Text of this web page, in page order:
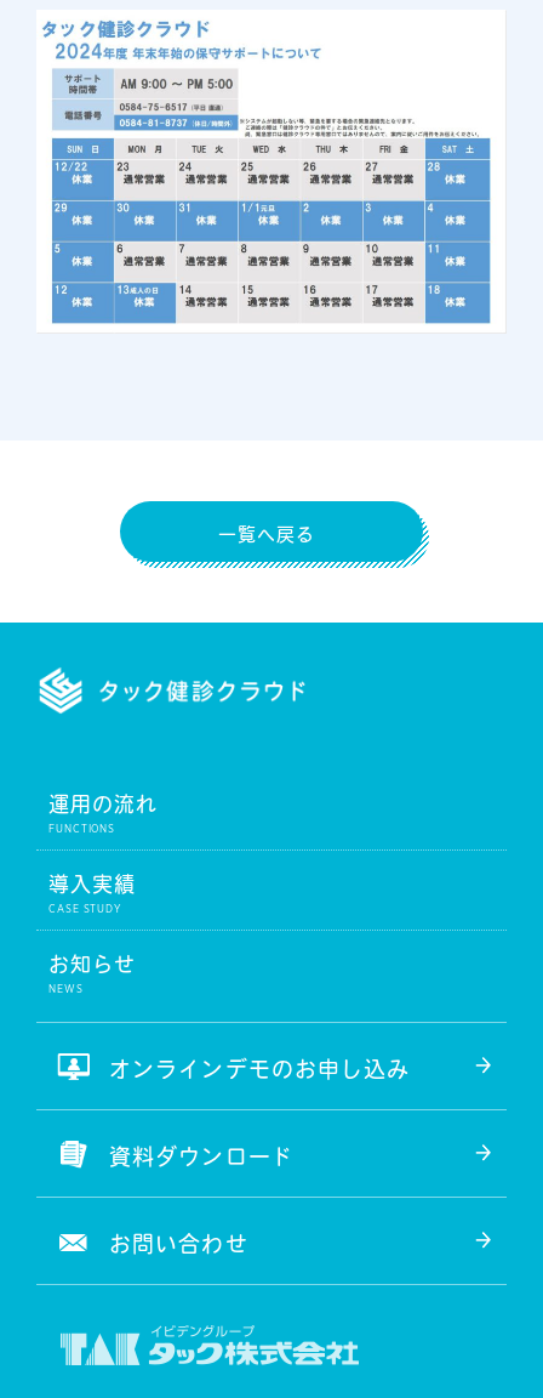
一覧へ戻る
運用の流れ
導入実績
お知らせ
オンラインデモのお申し込み
資料ダウンロード
お問い合わせ